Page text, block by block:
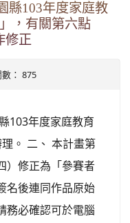
縣103年度家庭教
，有關第六點
修正
： 875
103年度家庭教育
。 二、 本計畫第
）修正為「參賽者
名後連同作品原始
務必確認可於電腦